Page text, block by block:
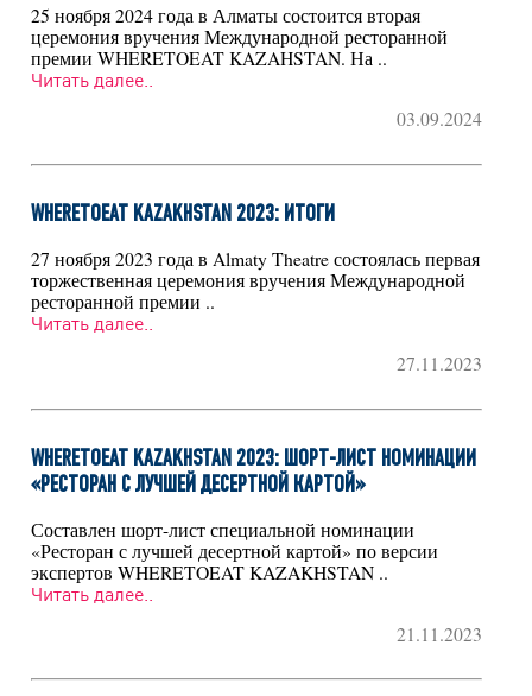
25 ноября 2024 года в Алматы состоится вторая
церемония вручения Международной ресторанной
премии WHERETOEAT KAZAHSTAN. На ..
Читать далее..
03.09.2024
WHERETOEAT KAZAKHSTAN 2023: ИТОГИ
27 ноября 2023 года в Almaty Theatre состоялась первая
торжественная церемония вручения Международной
ресторанной премии ..
Читать далее..
27.11.2023
WHERETOEAT KAZAKHSTAN 2023: ШОРТ-ЛИСТ НОМИНАЦИИ
«РЕСТОРАН С ЛУЧШЕЙ ДЕСЕРТНОЙ КАРТОЙ»
Составлен шорт-лист специальной номинации
«Ресторан с лучшей десертной картой» по версии
экспертов WHERETOEAT KAZAKHSTAN ..
Читать далее..
21.11.2023